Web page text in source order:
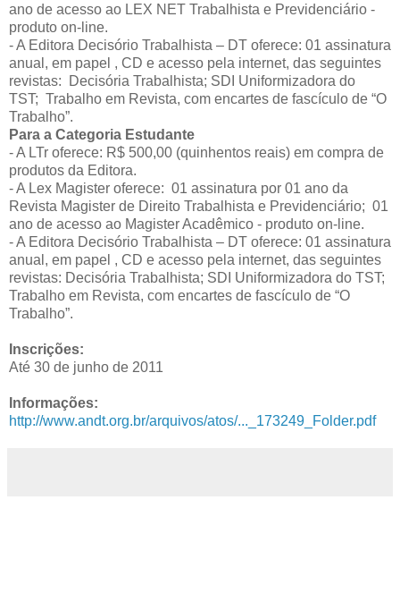
ano de acesso ao LEX NET Trabalhista e Previdenciário -
produto on-line.
- A Editora Decisório Trabalhista – DT oferece: 01 assinatura
anual, em papel , CD e acesso pela internet, das seguintes
revistas: Decisória Trabalhista; SDI Uniformizadora do
TST; Trabalho em Revista, com encartes de fascículo de “O
Trabalho”.
Para a Categoria Estudante
- A LTr oferece: R$ 500,00 (quinhentos reais) em compra de
produtos da Editora.
- A Lex Magister oferece: 01 assinatura por 01 ano da
Revista Magister de Direito Trabalhista e Previdenciário; 01
ano de acesso ao Magister Acadêmico - produto on-line.
- A Editora Decisório Trabalhista – DT oferece: 01 assinatura
anual, em papel , CD e acesso pela internet, das seguintes
revistas: Decisória Trabalhista; SDI Uniformizadora do TST;
Trabalho em Revista, com encartes de fascículo de “O
Trabalho”.
Inscrições:
Até 30 de junho de 2011
Informações:
http://www.andt.org.br/arquivos/atos/..._173249_Folder.pdf